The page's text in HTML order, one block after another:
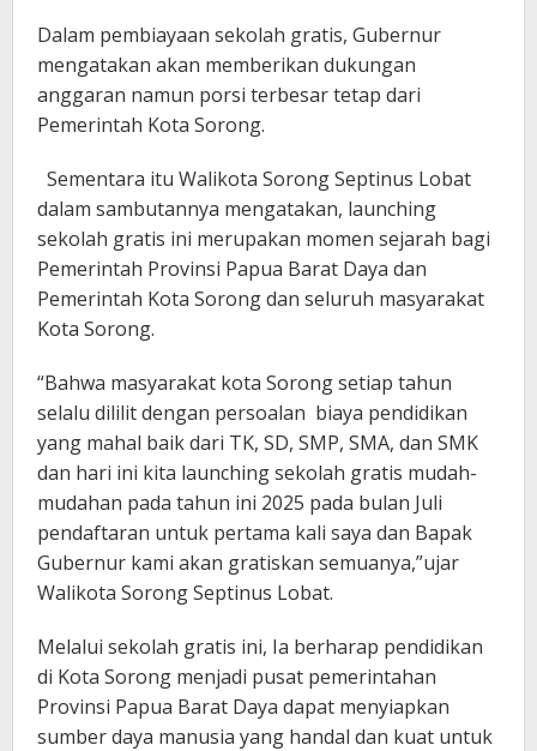
Dalam pembiayaan sekolah gratis, Gubernur
mengatakan akan memberikan dukungan
anggaran namun porsi terbesar tetap dari
Pemerintah Kota Sorong.
Sementara itu Walikota Sorong Septinus Lobat
dalam sambutannya mengatakan, launching
sekolah gratis ini merupakan momen sejarah bagi
Pemerintah Provinsi Papua Barat Daya dan
Pemerintah Kota Sorong dan seluruh masyarakat
Kota Sorong.
“Bahwa masyarakat kota Sorong setiap tahun
selalu dililit dengan persoalan biaya pendidikan
yang mahal baik dari TK, SD, SMP, SMA, dan SMK
dan hari ini kita launching sekolah gratis mudah-
mudahan pada tahun ini 2025 pada bulan Juli
pendaftaran untuk pertama kali saya dan Bapak
Gubernur kami akan gratiskan semuanya,”ujar
Walikota Sorong Septinus Lobat.
Melalui sekolah gratis ini, Ia berharap pendidikan
di Kota Sorong menjadi pusat pemerintahan
Provinsi Papua Barat Daya dapat menyiapkan
sumber daya manusia yang handal dan kuat untuk